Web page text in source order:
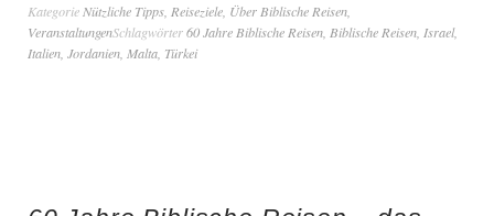
Kategorie Nützliche Tipps Reiseziele Über Biblische Reisen
VeranstaltungenSchlagwörter60 Jahre Biblische Reisen Biblische Reisen Israel,
Italien Jordanien Malta Türkei